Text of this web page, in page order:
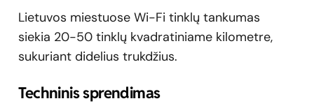
Lietuvos miestuose Wi-Fi tinklų tankumas
siekia 20-50 tinklų kvadratiniame kilometre,
sukuriant didelius trukdžius.
Techninis sprendimas